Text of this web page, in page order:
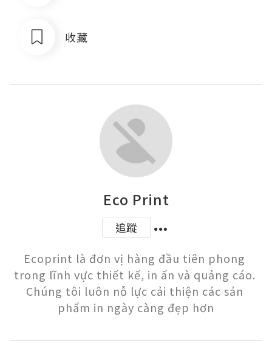
收藏
Eco Print
追蹤
Ecoprint là đơn vị hàng đầu tiên phong
trong lĩnh vực thiết kế, in ấn và quảng cáo.
Chúng tôi luôn nỗ lực cải thiện các sản
phẩm in ngày càng đẹp hơn